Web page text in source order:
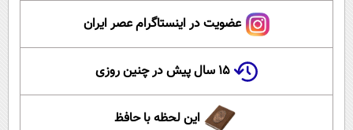
عضویت در اینستاگرام عصر ایران
۱۵ سال پیش در چنین روزی
این لحظه با حافظ